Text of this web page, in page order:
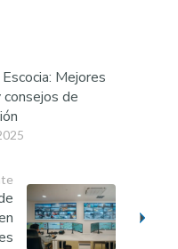
Mejores
de